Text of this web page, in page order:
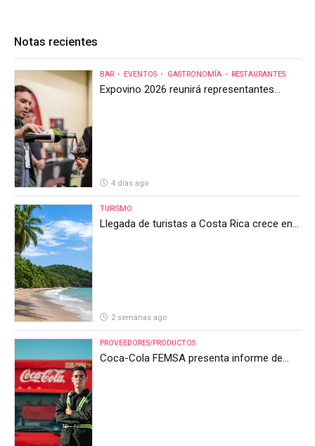
Notas recientes
BAR EVENTOS GASTRONOMÍA RESTAURANTES
Expovino 2026 reunirá representantes
4 días ago
TURISMO
Llegada de turistas a Costa Rica crece en
2 semanas ago
PROVEEDORES/PRODUCTOS
Coca-Cola FEMSA presenta informe de